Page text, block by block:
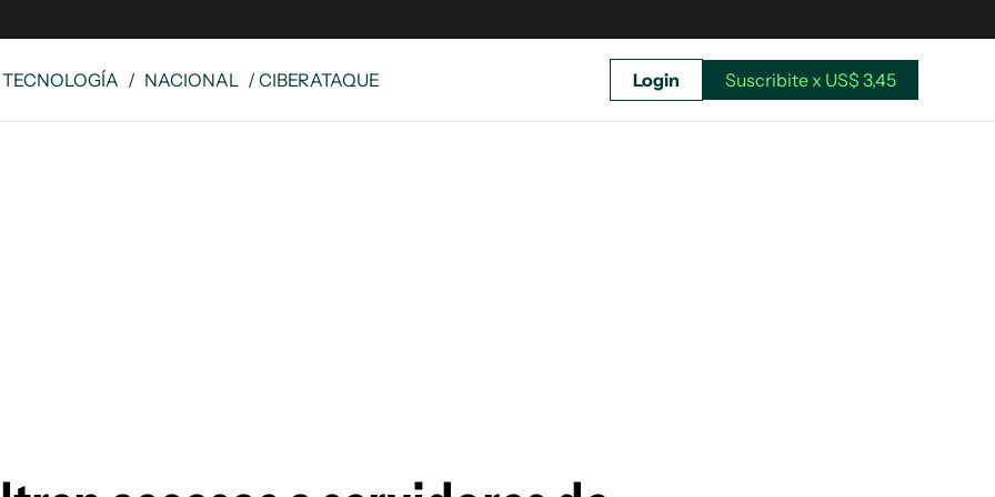
/ NACIONAL / CIBERATAQUE Login Suscribite x US$ 3,45